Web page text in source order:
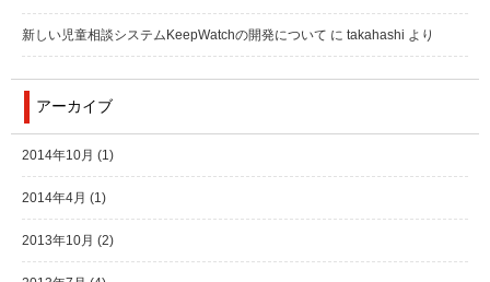
新しい児童相談システムKeepWatchの開発について に takahashi より
アーカイブ
2014年10月 (1)
2014年4月 (1)
2013年10月 (2)